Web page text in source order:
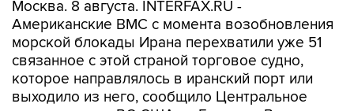
морской блокады Ирана перехватили уже 51
связанное с этой страной торговое судно,
которое направлялось в иранский порт или
выходило из него, сообщило Центральное
командование ВС США на Ближнем Востоке
(CENTCOM).